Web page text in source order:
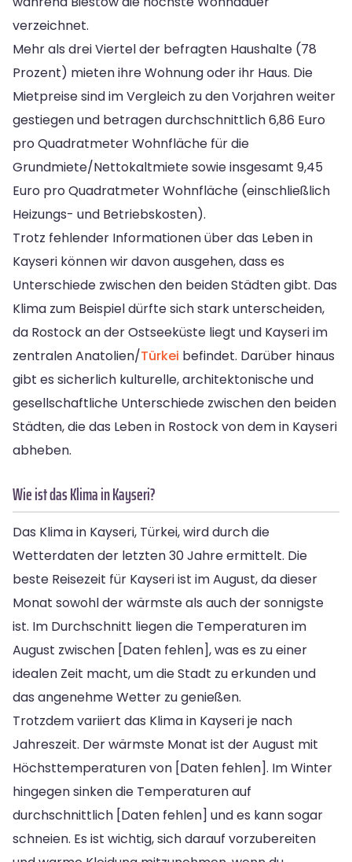
verzeichnet.
Mehr als drei Viertel der befragten Haushalte (78
Prozent) mieten ihre Wohnung oder ihr Haus. Die
Mietpreise sind im Vergleich zu den Vorjahren weiter
gestiegen und betragen durchschnittlich 6,86 Euro
pro Quadratmeter Wohnfläche für die
Grundmiete/Nettokaltmiete sowie insgesamt 9,45
Euro pro Quadratmeter Wohnfläche (einschließlich
Heizungs- und Betriebskosten).
Trotz fehlender Informationen über das Leben in
Kayseri können wir davon ausgehen, dass es
Unterschiede zwischen den beiden Städten gibt. Das
Klima zum Beispiel dürfte sich stark unterscheiden,
da Rostock an der Ostseeküste liegt und Kayseri im
zentralen Anatolien/Türkei befindet. Darüber hinaus
gibt es sicherlich kulturelle, architektonische und
gesellschaftliche Unterschiede zwischen den beiden
Städten, die das Leben in Rostock von dem in Kayseri
abheben.
Wie ist das Klima in Kayseri?
Das Klima in Kayseri, Türkei, wird durch die
Wetterdaten der letzten 30 Jahre ermittelt. Die
beste Reisezeit für Kayseri ist im August, da dieser
Monat sowohl der wärmste als auch der sonnigste
ist. Im Durchschnitt liegen die Temperaturen im
August zwischen [Daten fehlen], was es zu einer
idealen Zeit macht, um die Stadt zu erkunden und
das angenehme Wetter zu genießen.
Trotzdem variiert das Klima in Kayseri je nach
Jahreszeit. Der wärmste Monat ist der August mit
Höchsttemperaturen von [Daten fehlen]. Im Winter
hingegen sinken die Temperaturen auf
durchschnittlich [Daten fehlen] und es kann sogar
schneien. Es ist wichtig, sich darauf vorzubereiten